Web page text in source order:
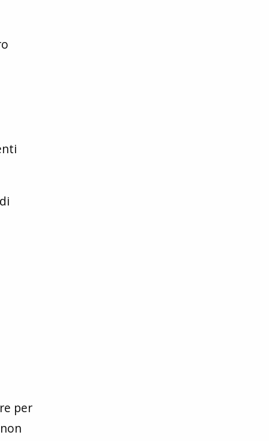
per